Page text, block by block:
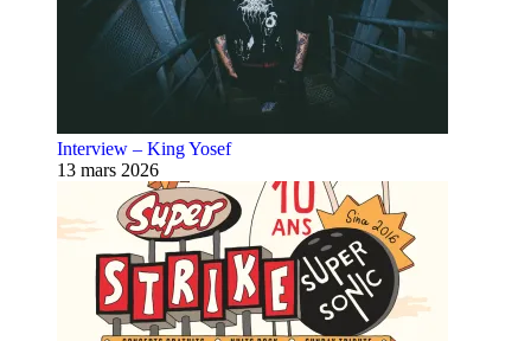
Interview – King Yosef
13 mars 2026